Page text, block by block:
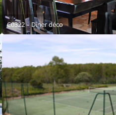
C0322 – Dîner déco